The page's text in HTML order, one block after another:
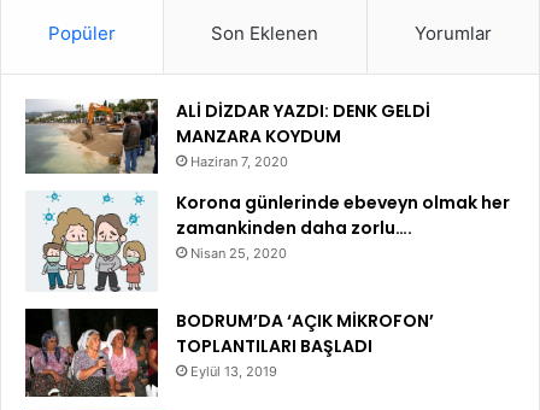
Popüler Son Eklenen Yorumlar
ALİ DİZDAR YAZDI: DENK GELDİ
MANZARA KOYDUM
Haziran 7, 2020
Korona günlerinde ebeveyn olmak her
zamankinden daha zorlu….
Nisan 25, 2020
BODRUM’DA ‘AÇIK MİKROFON’
TOPLANTILARI BAŞLADI
Eylül 13, 2019